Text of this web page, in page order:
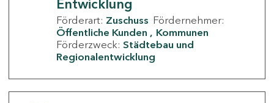
Entwicklung
Förderart: Zuschuss Fördernehmer:
Öffentliche Kunden
Kommunen
Förderzweck: Städtebau und
Regionalentwicklung